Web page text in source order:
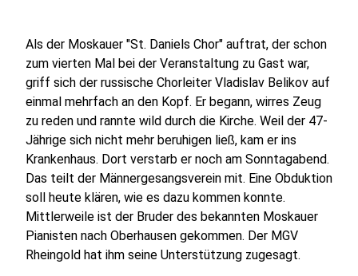
Als der Moskauer "St. Daniels Chor" auftrat, der schon
zum vierten Mal bei der Veranstaltung zu Gast war,
griff sich der russische Chorleiter Vladislav Belikov auf
einmal mehrfach an den Kopf. Er begann, wirres Zeug
zu reden und rannte wild durch die Kirche. Weil der 47-
Jährige sich nicht mehr beruhigen ließ, kam er ins
Krankenhaus. Dort verstarb er noch am Sonntagabend.
Das teilt der Männergesangsverein mit. Eine Obduktion
soll heute klären, wie es dazu kommen konnte.
Mittlerweile ist der Bruder des bekannten Moskauer
Pianisten nach Oberhausen gekommen. Der MGV
Rheingold hat ihm seine Unterstützung zugesagt.